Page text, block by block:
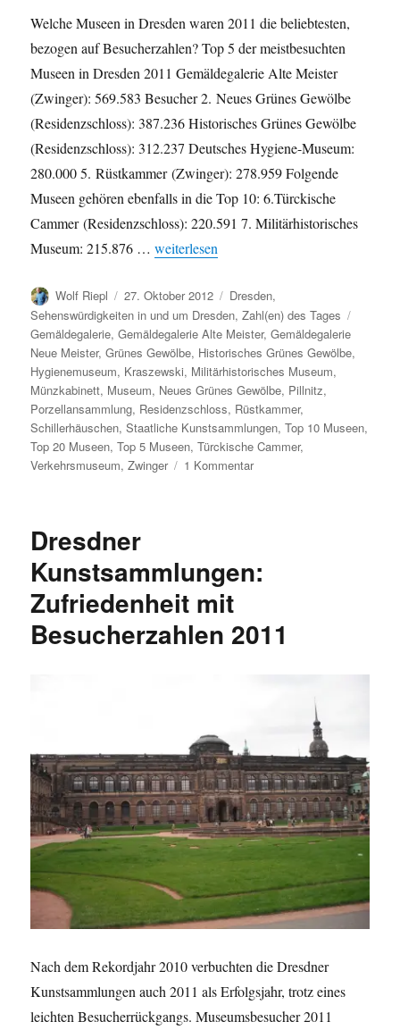
Welche Museen in Dresden waren 2011 die beliebtesten,
bezogen auf Besucherzahlen? Top 5 der meistbesuchten
Museen in Dresden 2011 Gemäldegalerie Alte Meister
(Zwinger): 569.583 Besucher 2. Neues Grünes Gewölbe
(Residenzschloss): 387.236 Historisches Grünes Gewölbe
(Residenzschloss): 312.237 Deutsches Hygiene-Museum:
280.000 5. Rüstkammer (Zwinger): 278.959 Folgende
Museen gehören ebenfalls in die Top 10: 6.Türckische
Cammer (Residenzschloss): 220.591 7. Militärhistorisches
Museum: 215.876 …„Beliebteste Museen Dresdens 2011 nach
weiterlesen
Autor
Wolf Riepl
Veröffentlicht
am
27. Oktober 2012 Kategorien
Dresden,
Sehenswürdigkeiten in und um Dresden,Zahl(en) des Tages
Gemäldegalerie,Gemäldegalerie Alte Meister,Gemäldegalerie
Neue Meister,Grünes Gewölbe, Historisches Grünes Gewölbe,
Hygienemuseum, Kraszewski, Militärhistorisches Museum,
Münzkabinett, Museum, Neues Grünes Gewölbe, Pillnitz,
Porzellansammlung, Residenzschloss, Rüstkammer,
Schillerhäuschen,Staatliche Kunstsammlungen,Top 10 Museen,
Top 20 Museen,Top 5 Museen,Türckische Cammer,
Verkehrsmuseum,Zwinger 1 Kommentarzu
Besucherzahlen
Dresdner
Kunstsammlungen:
Zufriedenheit mit
Besucherzahlen 2011
Nach dem Rekordjahr 2010 verbuchten die Dresdner
Kunstsammlungen auch 2011 als Erfolgsjahr, trotz eines
leichten Besucherrückgangs. Museumsbesucher 2011